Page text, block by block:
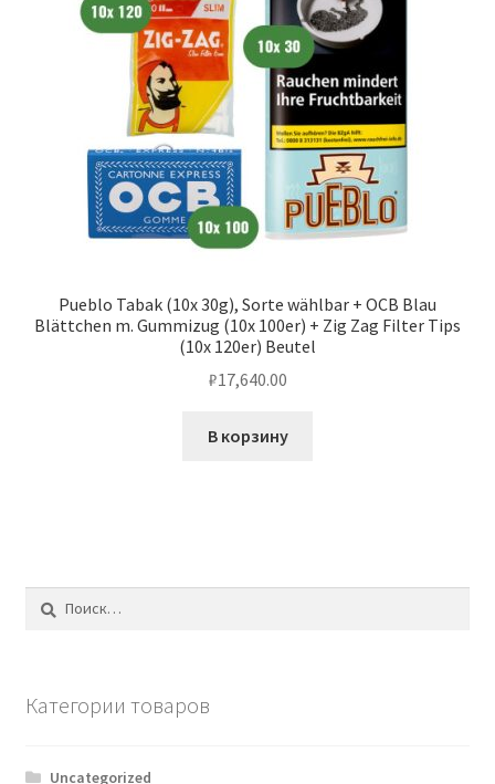
Pueblo Tabak (10x 30g), Sorte wählbar + OCB Blau
Blättchen m. Gummizug (10x 100er) + Zig Zag Filter Tips
(10x 120er) Beutel
₽17,640.00
В корзину
Найти:
Категории товаров
Uncategorized